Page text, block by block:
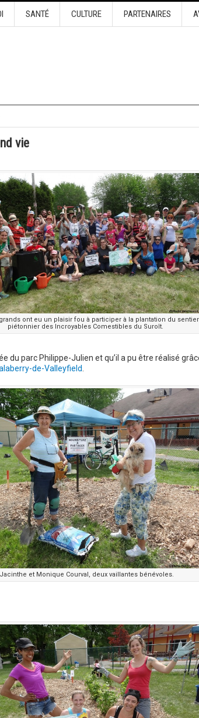
SANTÉ CULTURE PARTENAIRES
vie
ont eu un plaisir fou à participer à la plantation du sentier
piétonnier des Incroyables Comestibles du Suroît.
du parc Philippe-Julien et qu’il a pu être réalisé
de-Valleyfield
Jacinthe et Monique Courval, deux vaillantes bénévoles.